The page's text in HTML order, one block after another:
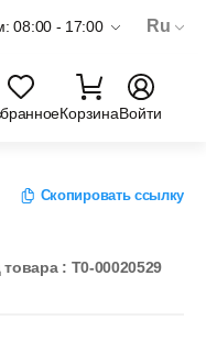
08:00 - 17:00 Ru
КорзинаВойти
Скопировать ссылку
товара : T0-00020529